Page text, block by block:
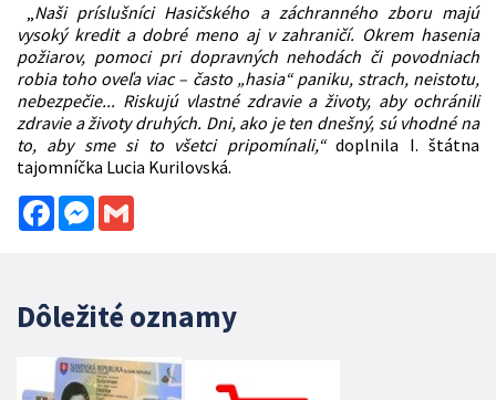
„Naši príslušníci Hasičského a záchranného zboru majú
vysoký kredit a dobré meno aj v zahraničí. Okrem hasenia
požiarov, pomoci pri dopravných nehodách či povodniach
robia toho oveľa viac – často „hasia“ paniku, strach, neistotu,
nebezpečie... Riskujú vlastné zdravie a životy, aby ochránili
zdravie a životy druhých. Dni, ako je ten dnešný, sú vhodné na
to, aby sme si to všetci pripomínali,“doplnila I. štátna
tajomníčka Lucia Kurilovská.
FacebookMessenger
Dôležité oznamy